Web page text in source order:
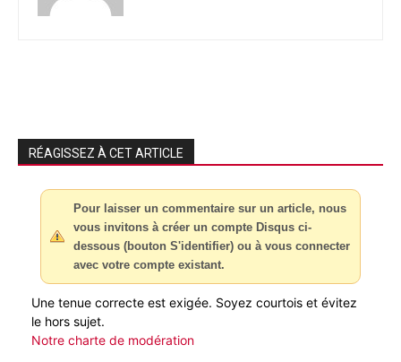
RÉAGISSEZ À CET ARTICLE
Pour laisser un commentaire sur un article, nous
vous invitons à créer un compte Disqus ci-
dessous (bouton S'identifier) ou à vous connecter
avec votre compte existant.
Une tenue correcte est exigée. Soyez courtois et évitez
le hors sujet.
Notre charte de modération